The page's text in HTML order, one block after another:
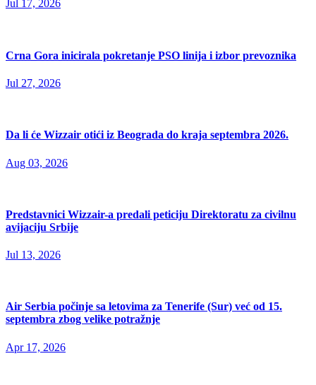
Jul 17, 2026
Crna Gora inicirala pokretanje PSO linija i izbor prevoznika
Jul 27, 2026
Da li će Wizzair otići iz Beograda do kraja septembra 2026.
Aug 03, 2026
Predstavnici Wizzair-a predali peticiju Direktoratu za civilnu
avijaciju Srbije
Jul 13, 2026
Air Serbia počinje sa letovima za Tenerife (Sur) već od 15.
septembra zbog velike potražnje
Apr 17, 2026